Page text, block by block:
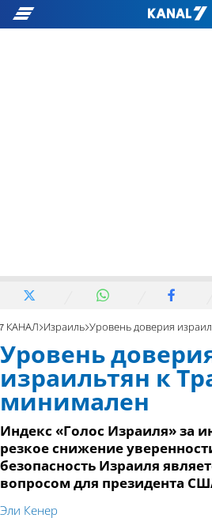
7 КАНАЛ Израиль Уровень доверия израильтян
Уровень
израильтян к
минимален
Индекс «Голос Израиля» за
резкое снижение
безопасность Израиля
вопросом для президента
Эли Кенер